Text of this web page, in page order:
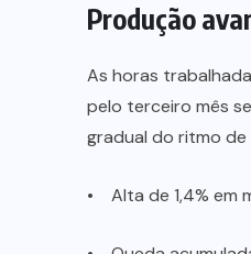
Produção
As horas
pelo terceiro mês
gradual do ritmo
• Alta de 1,4% em